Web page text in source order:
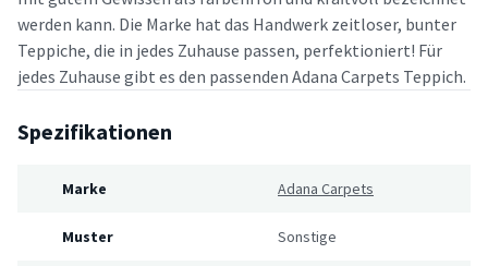
werden kann. Die Marke hat das Handwerk zeitloser, bunter
Teppiche, die in jedes Zuhause passen, perfektioniert! Für
jedes Zuhause gibt es den passenden Adana Carpets Teppich.
Spezifikationen
Marke Adana Carpets
Muster Sonstige